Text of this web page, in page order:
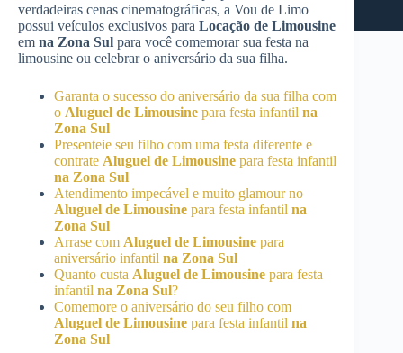
verdadeiras cenas cinematográficas, a Vou de Limo
possui veículos exclusivos para Locação de Limousine
em na Zona Sul para você comemorar sua festa na
limousine ou celebrar o aniversário da sua filha.
Garanta o sucesso do aniversário da sua filha com
o Aluguel de Limousine para festa infantil na
Zona Sul
Presenteie seu filho com uma festa diferente e
contrate Aluguel de Limousine para festa infantil
na Zona Sul
Atendimento impecável e muito glamour no
Aluguel de Limousine para festa infantil na
Zona Sul
Arrase com Aluguel de Limousine para
aniversário infantil na Zona Sul
Quanto custa Aluguel de Limousine para festa
infantil na Zona Sul?
Comemore o aniversário do seu filho com
Aluguel de Limousine para festa infantil na
Zona Sul